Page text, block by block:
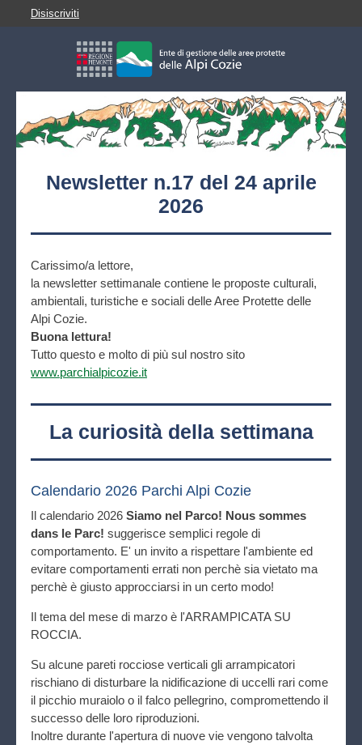
Disiscriviti
Newsletter n.17 del 24 aprile
2026
Carissimo/a lettore,
la newsletter settimanale contiene le proposte culturali,
ambientali, turistiche e sociali delle Aree Protette delle
Alpi Cozie.
Buona lettura!
Tutto questo e molto di più sul nostro sito
www.parchialpicozie.it
La curiosità della settimana
Calendario 2026 Parchi Alpi Cozie
Il calendario 2026 Siamo nel Parco! Nous sommes
dans le Parc! suggerisce semplici regole di
comportamento. E' un invito a rispettare l'ambiente ed
evitare comportamenti errati non perchè sia vietato ma
perchè è giusto approcciarsi in un certo modo!
Il tema del mese di marzo è l'ARRAMPICATA SU
ROCCIA.
Su alcune pareti rocciose verticali gli arrampicatori
rischiano di disturbare la nidificazione di uccelli rari come
il picchio muraiolo o il falco pellegrino, compromettendo il
successo delle loro riproduzioni.
Inoltre durante l'apertura di nuove vie vengono talvolta